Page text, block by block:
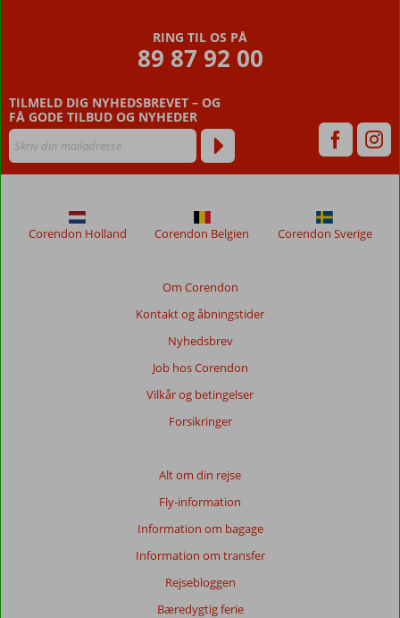
RING TIL OS PÅ
89 87 92 00
TILMELD DIG NYHEDSBREVET – OG
FÅ GODE TILBUD OG NYHEDER
Om Corendon
Kontakt og åbningstider
Nyhedsbrev
Job hos Corendon
Vilkår og betingelser
Forsikringer
Alt om din rejse
Fly-information
Information om bagage
Information om transfer
Rejsebloggen
Bæredygtig ferie
Corendon Holland Corendon Belgien Corendon Sverige